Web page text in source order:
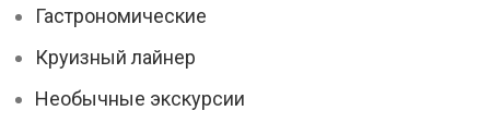
Гастрономические
Круизный лайнер
Необычные экскурсии